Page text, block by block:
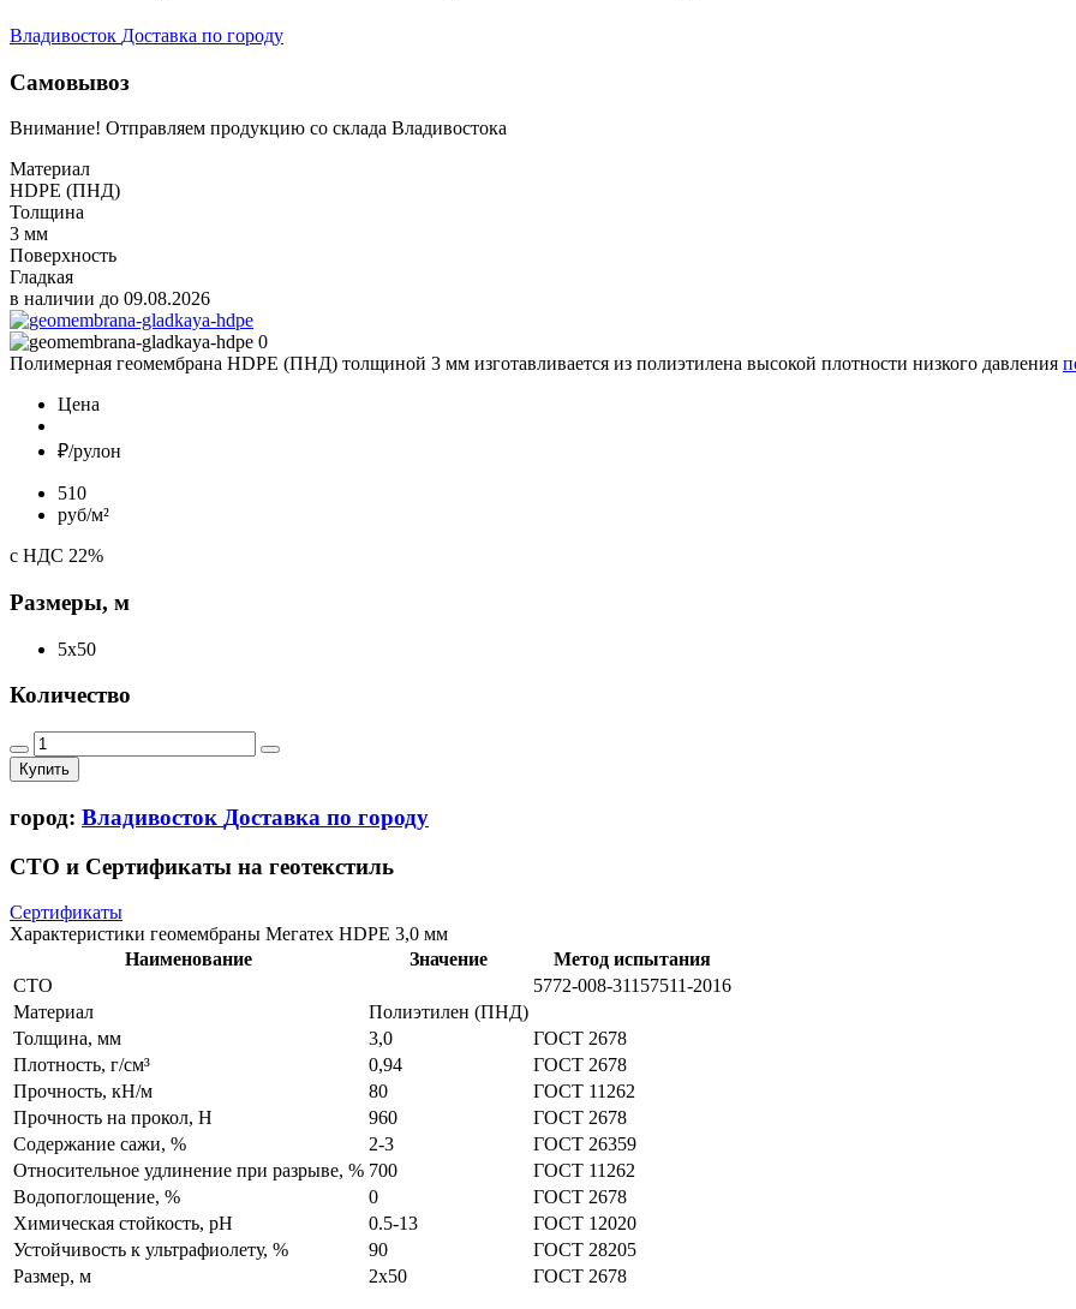
Владивосток Доставка по городу
Самовывоз
Внимание! Отправляем продукцию со склада Владивостока
Материал
HDPE (ПНД)
Толщина
3 мм
Поверхность
Гладкая
в наличии до 09.08.2026
Полимерная геомембрана HDPE (ПНД) толщиной 3 мм изготавливается из полиэтилена высокой плотности низкого давления
Цена
₽/рулон
510
руб/м²
с НДС 22%
Размеры, м
5x50
Количество
Купить
город: Владивосток Доставка по городу
СТО и Сертификаты на геотекстиль
Сертификаты
Характеристики геомембраны Мегатех HDPE 3,0 мм
Наименование
Значение
Метод испытания
СТО
5772-008-31157511-2016
Материал
Полиэтилен (ПНД)
Толщина, мм
3,0
ГОСТ 2678
Плотность, г/см³
0,94
ГОСТ 2678
Прочность, кН/м
80
ГОСТ 11262
Прочность на прокол, Н
960
ГОСТ 2678
Содержание сажи, %
2-3
ГОСТ 26359
Относительное удлинение при разрыве, % 700
ГОСТ 11262
Водопоглощение, %
0
ГОСТ 2678
Химическая стойкость, рН
0.5-13
ГОСТ 12020
Устойчивость к ультрафиолету, %
90
ГОСТ 28205
Размер, м
2х50 ГОСТ 2678